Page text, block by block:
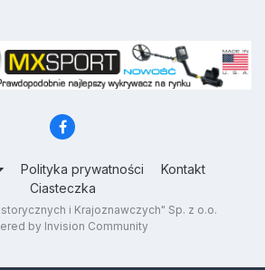
Polityka prywatności
Kontakt
Ciasteczka
i Krajoznawczych" Sp. z o.o.
by Invision Community